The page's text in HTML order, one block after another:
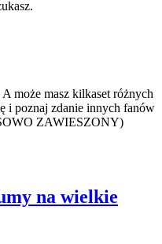
może masz kilkaset różnych
i poznaj zdanie innych fanów
ZAWIESZONY)
na wielkie